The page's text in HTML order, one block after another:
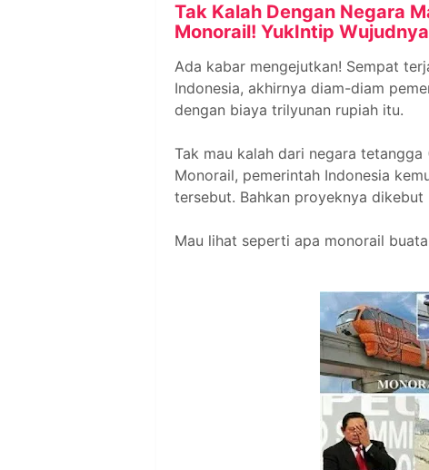
Tak Kalah Dengan Negara
Monorail! YukIntip
Ada kabar mengejutkan! Sempat
Indonesia, akhirnya diam-diam
dengan biaya trilyunan rupiah itu.
Tak mau kalah dari negara
Monorail, pemerintah Indonesia
tersebut. Bahkan proyeknya
Mau lihat seperti apa monorail